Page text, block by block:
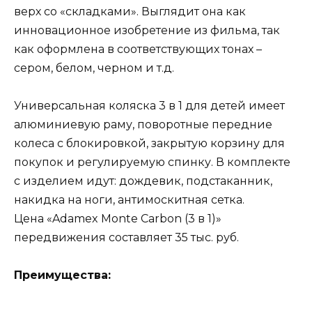
верх со «складками». Выглядит она как
инновационное изобретение из фильма, так
как оформлена в соответствующих тонах –
сером, белом, черном и т.д.
Универсальная коляска 3 в 1 для детей имеет
алюминиевую раму, поворотные передние
колеса с блокировкой, закрытую корзину для
покупок и регулируемую спинку. В комплекте
с изделием идут: дождевик, подстаканник,
накидка на ноги, антимоскитная сетка.
Цена «Adamex Monte Carbon (3 в 1)»
передвижения составляет 35 тыс. руб.
Преимущества: